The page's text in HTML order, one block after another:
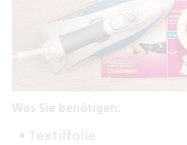
Was Sie benötigen:
Textilfolie